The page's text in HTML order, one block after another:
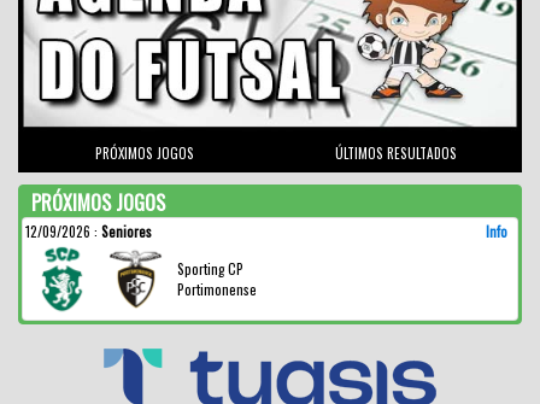
PRÓXIMOS JOGOS ÚLTIMOS RESULTADOS
PRÓXIMOS JOGOS
12/09/2026 : Seniores
Info
Sporting CP
Portimonense